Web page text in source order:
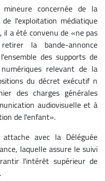
concernée de la
l'exploitation médiatique
il a été convenu de «ne pas
la bande-annonce
des supports de
relevant de la
du décret exécutif n
des charges générales
audiovisuelle et à
de l'enfant».
avec la Déléguée
laquelle assure le suivi
l'intérêt supérieur de